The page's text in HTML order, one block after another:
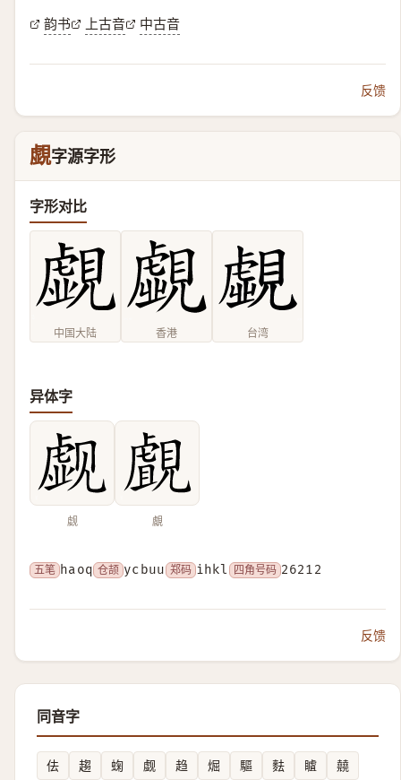
韵书 上古音 中古音
反馈
覷字源字形
字形对比
中国大陆 香港 台湾
异体字
觑 覰
五笔 haoq 仓颉 ycbuu 郑码 ihkl 四角号码 26212
反馈
同音字
佉 趨 䗇 觑 趋 煀 驅 麮 䁦
㚁